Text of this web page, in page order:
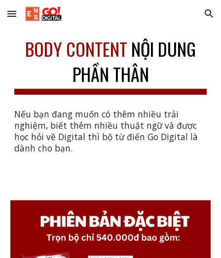
Skip to main content Skip to navigation
BODY CONTENT NỘI DUNG
PHẦN THÂN
Nếu bạn đang muốn có thêm nhiều trải
nghiệm, biết thêm nhiều thuật ngữ và được
học hỏi về Digital thì bộ từ điển Go Digital là
dành cho bạn.